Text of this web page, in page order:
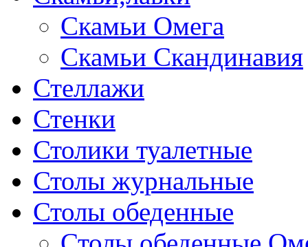
Скамьи Омега
Скамьи Скандинавия
Стеллажи
Стенки
Столики туалетные
Столы журнальные
Столы обеденные